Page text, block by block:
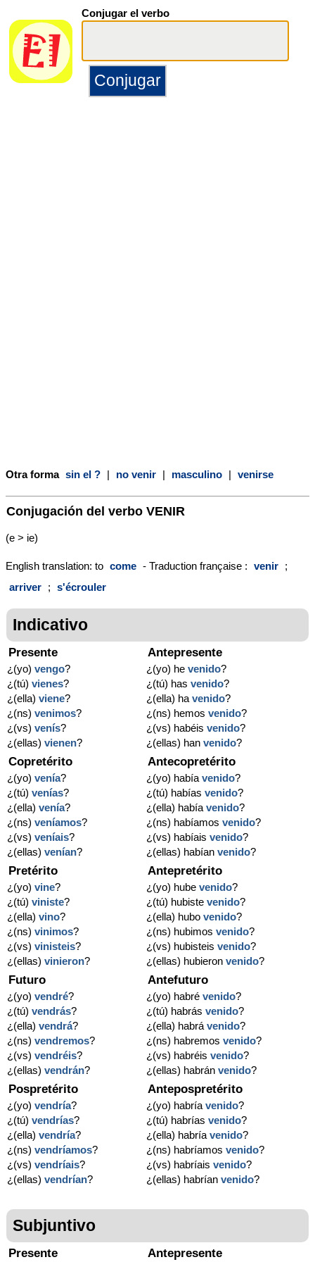
Conjugar el verbo
Otra forma sin el ? | no venir | masculino | venirse
Conjugación del verbo VENIR
(e > ie)
English translation: to come - Traduction française : venir ;
arriver ; s'écrouler
Indicativo
Presente
¿(yo) vengo?
¿(tú) vienes?
¿(ella) viene?
¿(ns) venimos?
¿(vs) venís?
¿(ellas) vienen?
Antepresente
¿(yo) hevenido?
¿(tú) hasvenido?
¿(ella) havenido?
¿(ns) hemosvenido?
¿(vs) habéisvenido?
¿(ellas) hanvenido?
Copretérito
¿(yo) venía?
¿(tú) venías?
¿(ella) venía?
¿(ns) veníamos?
¿(vs) veníais?
¿(ellas) venían?
Antecopretérito
¿(yo) habíavenido?
¿(tú) habíasvenido?
¿(ella) habíavenido?
¿(ns) habíamosvenido?
¿(vs) habíaisvenido?
¿(ellas) habíanvenido?
Pretérito
¿(yo) vine?
¿(tú) viniste?
¿(ella) vino?
¿(ns) vinimos?
¿(vs) vinisteis?
¿(ellas) vinieron?
Antepretérito
¿(yo) hubevenido?
¿(tú) hubistevenido?
¿(ella) hubovenido?
¿(ns) hubimosvenido?
¿(vs) hubisteisvenido?
¿(ellas) hubieronvenido?
Futuro
¿(yo) vendré?
¿(tú) vendrás?
¿(ella) vendrá?
¿(ns) vendremos?
¿(vs) vendréis?
¿(ellas) vendrán?
Antefuturo
¿(yo) habrévenido?
¿(tú) habrásvenido?
¿(ella) habrávenido?
¿(ns) habremosvenido?
¿(vs) habréisvenido?
¿(ellas) habránvenido?
Pospretérito
¿(yo) vendría?
¿(tú) vendrías?
¿(ella) vendría?
¿(ns) vendríamos?
¿(vs) vendríais?
¿(ellas) vendrían?
Antepospretérito
¿(yo) habríavenido?
¿(tú) habríasvenido?
¿(ella) habríavenido?
¿(ns) habríamosvenido?
¿(vs) habríaisvenido?
¿(ellas) habríanvenido?
Subjuntivo
Presente Antepresente